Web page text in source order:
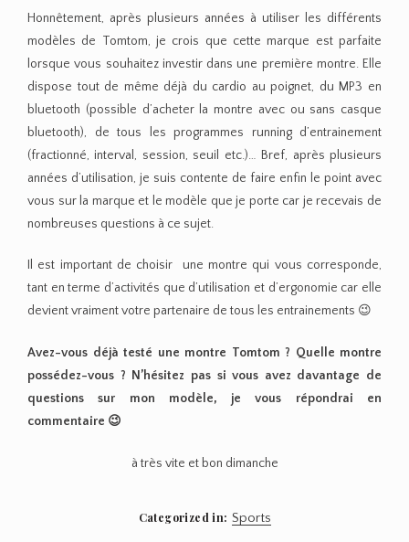
Honnêtement, après plusieurs années à utiliser les différents
modèles de Tomtom, je crois que cette marque est parfaite
lorsque vous souhaitez investir dans une première montre. Elle
dispose tout de même déjà du cardio au poignet, du MP3 en
bluetooth (possible d’acheter la montre avec ou sans casque
bluetooth), de tous les programmes running d’entrainement
(fractionné, interval, session, seuil etc.)… Bref, après plusieurs
années d’utilisation, je suis contente de faire enfin le point avec
vous sur la marque et le modèle que je porte car je recevais de
nombreuses questions à ce sujet.
Il est important de choisir une montre qui vous corresponde,
tant en terme d’activités que d’utilisation et d’ergonomie car elle
devient vraiment votre partenaire de tous les entrainements 😉
Avez-vous déjà testé une montre Tomtom ? Quelle montre
possédez-vous ? N’hésitez pas si vous avez davantage de
questions sur mon modèle, je vous répondrai en
commentaire 😉
à très vite et bon dimanche
Categorized in: Sports